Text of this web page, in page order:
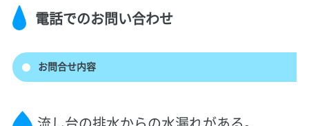
電話でのお問い合わせ
お問合せ内容